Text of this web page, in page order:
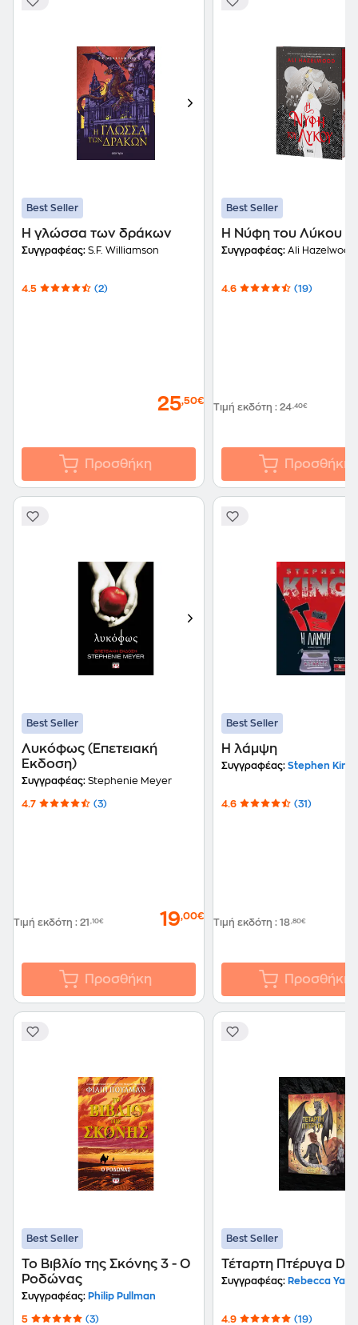
Best Seller
Η γλώσσα των δράκων
Συγγραφέας: S.F. Williamson
4.5 (2)
25,50€
Προσθήκη
Best Seller
H Νύφη του Λύκου
Συγγραφέας: Ali Hazelwood
4.6 (19)
Τιμή εκδότη : 24,40€
Προσθήκη
Best Seller
Λυκόφως (Επετειακή
Έκδοση)
Συγγραφέας: Stephenie Meyer
4.7 (3)
Τιμή εκδότη : 21,10€ 19,00€
Προσθήκη
Best Seller
Η λάμψη
Συγγραφέας: Stephen King
4.6 (31)
Τιμή εκδότη : 18,80€
Προσθήκη
Best Seller
Το Βιβλίο της Σκόνης 3 - Ο
Ροδώνας
Συγγραφέας: Philip Pullman
5 (3)
Best Seller
Τέταρτη Πτέρυγα
Συγγραφέας: Rebecca
4.9 (19)